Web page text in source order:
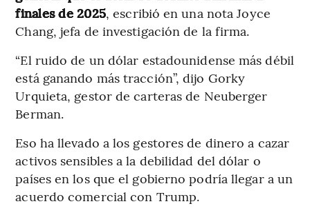
finales de 2025, escribió en una nota Joyce
Chang, jefa de investigación de la firma.
“El ruido de un dólar estadounidense más débil
está ganando más tracción”, dijo Gorky
Urquieta, gestor de carteras de Neuberger
Berman.
Eso ha llevado a los gestores de dinero a cazar
activos sensibles a la debilidad del dólar o
países en los que el gobierno podría llegar a un
acuerdo comercial con Trump.